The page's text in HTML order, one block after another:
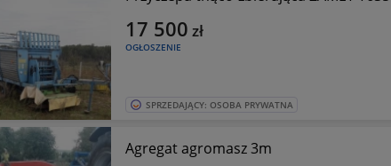
OGŁOSZENIE
17 500 zł
SPRZEDAJĄCY: OSOBA PRYWATNA
Agregat agromasz 3m